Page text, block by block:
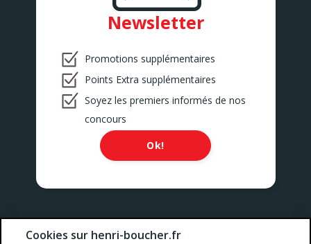
Newsletter
Promotions supplémentaires
Points Extra supplémentaires
Soyez les premiers informés de nos
concours
Ok!
Nos prix comprennent toutes les taxes, la TVA, les droits et les
services.Cookies sur henri-boucher.fr